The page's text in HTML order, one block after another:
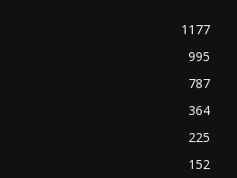
1177
995
787
364
225
152